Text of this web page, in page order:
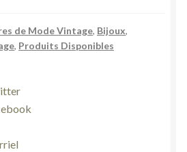
de Mode Vintage, Bijoux,
, Produits Disponibles